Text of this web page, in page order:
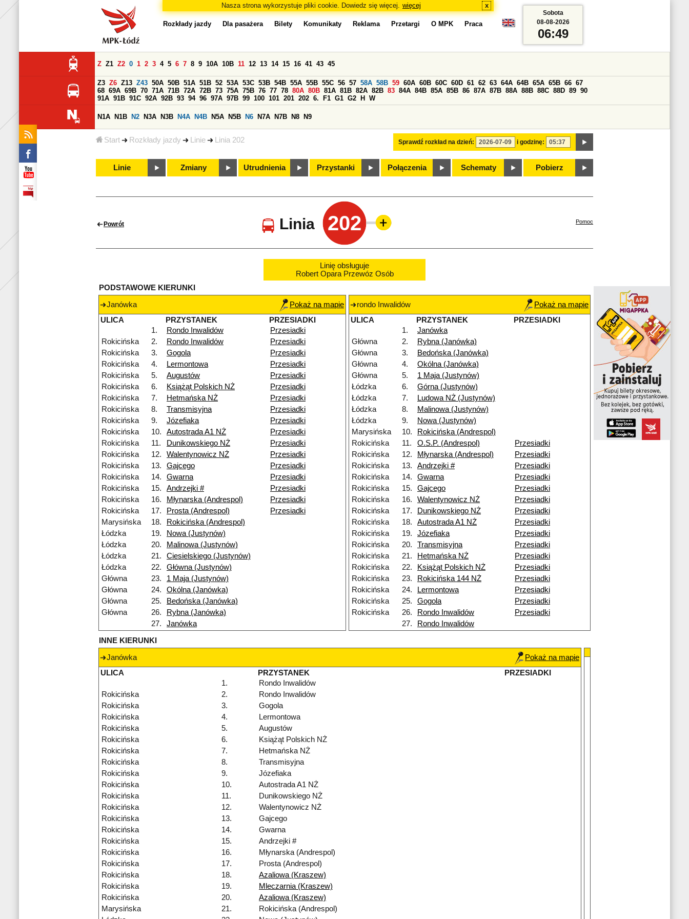
Nasza strona wykorzystuje pliki cookie. Dowiedz się więcej. więcej x
Start Rozkłady jazdy Linie Linia 202
Rozkłady jazdy Dla pasażera Bilety Komunikaty Reklama Przetargi O MPK Praca
Sprawdź rozkład na dzień: i godzinę:
Z Z1 Z2 0 1 2 3 4 5 6 7 8 9 10A 10B 11 12 13 14 15 16 41 43 45
Z3 Z6 Z13 Z43 50A 50B 51A 51B 52 53A 53C 53B 54B 55A 55B 55C 56 57 58A 58B 59 60A 60B 60C 60D 61 62 63 64A 64B 65A 65B 66 67
68 69A 69B 70 71A 71B 72A 72B 73 75A 75B 76 77 78 80A 80B 81A 81B 82A 82B 83 84A 84B 85A 85B 86 87A 87B 88A 88B 88C 88D 89 90
91A 91B 91C 92A 92B 93 94 96 97A 97B 99 100 101 201 202 6. F1 G1 G2 H W
N1A N1B N2 N3A N3B N4A N4B N5A N5B N6 N7A N7B N8 N9
Linie Zmiany Utrudnienia Przystanki Połączenia Schematy Pobierz
Sobota
08-08-2026
06:49
Powrót Linia 202 Pomoc
Linię obsługuje
Robert Opara Przewóz Osób
PODSTAWOWE KIERUNKI
Janówka
Pokaż na mapie
ULICA
PRZYSTANEK
PRZESIADKI
1.
Rondo Inwalidów
Przesiadki
Rokicińska
2. Rondo Inwalidów
Przesiadki
Rokicińska
3. Gogola
Przesiadki
Rokicińska
4. Lermontowa
Przesiadki
Rokicińska
5. Augustów
Przesiadki
Rokicińska
6. Książąt Polskich NŻ
Przesiadki
Rokicińska
7. Hetmańska NŻ
Przesiadki
Rokicińska
8. Transmisyjna
Przesiadki
Rokicińska
9. Józefiaka
Przesiadki
Rokicińska
10. Autostrada A1 NŻ
Przesiadki
Rokicińska
11. Dunikowskiego NŻ
Przesiadki
Rokicińska
12. Walentynowicz NŻ
Przesiadki
Rokicińska
13. Gajcego
Przesiadki
Rokicińska
14. Gwarna
Przesiadki
Rokicińska
15. Andrzejki #
Przesiadki
Rokicińska
16. Młynarska (Andrespol)
Przesiadki
Rokicińska
17. Prosta (Andrespol)
Przesiadki
Marysińska
18.
Rokicińska (Andrespol)
Łódzka
19.
Nowa (Justynów)
Łódzka
20.
Malinowa (Justynów)
Łódzka
21.
Ciesielskiego (Justynów)
Łódzka
22.
Główna (Justynów)
Główna
23.
1 Maja (Justynów)
Główna
24.
Okólna (Janówka)
Główna
25.
Bedońska (Janówka)
Główna
26.
Rybna (Janówka)
27.
Janówka
rondo Inwalidów
Pokaż na mapie
ULICA
PRZYSTANEK
PRZESIADKI
1.
Janówka
Główna
2.
Rybna (Janówka)
Główna
3.
Bedońska (Janówka)
Główna
4.
Okólna (Janówka)
Główna
5.
1 Maja (Justynów)
Łódzka
6.
Górna (Justynów)
Łódzka
7.
Ludowa NŻ (Justynów)
Łódzka
8.
Malinowa (Justynów)
Łódzka
9.
Nowa (Justynów)
Marysińska
10.
Rokicińska (Andrespol)
Rokicińska
11. O.S.P. (Andrespol)
Przesiadki
Rokicińska
12. Młynarska (Andrespol)
Przesiadki
Rokicińska
13. Andrzejki #
Przesiadki
Rokicińska
14. Gwarna
Przesiadki
Rokicińska
15. Gajcego
Przesiadki
Rokicińska
16. Walentynowicz NŻ
Przesiadki
Rokicińska
17. Dunikowskiego NŻ
Przesiadki
Rokicińska
18. Autostrada A1 NŻ
Przesiadki
Rokicińska
19. Józefiaka
Przesiadki
Rokicińska
20. Transmisyjna
Przesiadki
Rokicińska
21. Hetmańska NŻ
Przesiadki
Rokicińska
22. Książąt Polskich NŻ
Przesiadki
Rokicińska
23. Rokicińska 144 NŻ
Przesiadki
Rokicińska
24. Lermontowa
Przesiadki
Rokicińska
25. Gogola
Przesiadki
Rokicińska
26. Rondo Inwalidów
Przesiadki
27.
Rondo Inwalidów
INNE KIERUNKI
Janówka
Pokaż na mapie
ULICA
PRZYSTANEK
PRZESIADKI
1.
Rondo Inwalidów
Rokicińska
2.
Rondo Inwalidów
Rokicińska
3.
Gogola
Rokicińska
4.
Lermontowa
Rokicińska
5.
Augustów
Rokicińska
6.
Książąt Polskich NŻ
Rokicińska
7.
Hetmańska NŻ
Rokicińska
8.
Transmisyjna
Rokicińska
9.
Józefiaka
Rokicińska
10.
Autostrada A1 NŻ
Rokicińska
11.
Dunikowskiego NŻ
Rokicińska
12.
Walentynowicz NŻ
Rokicińska
13.
Gajcego
Rokicińska
14.
Gwarna
Rokicińska
15.
Andrzejki #
Rokicińska
16.
Młynarska (Andrespol)
Rokicińska
17.
Prosta (Andrespol)
Rokicińska
18.
Azaliowa (Kraszew)
Rokicińska
19.
Mleczarnia (Kraszew)
Rokicińska
20.
Azaliowa (Kraszew)
Marysińska
21.
Rokicińska (Andrespol)